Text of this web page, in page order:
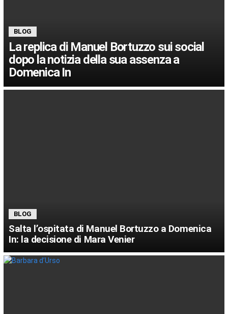
BLOG
La replica di Manuel Bortuzzo sui social
dopo la notizia della sua assenza a
Domenica In
BLOG
Salta l’ospitata di Manuel Bortuzzo a Domenica
In: la decisione di Mara Venier